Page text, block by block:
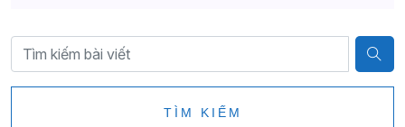
TÌM KIẾM